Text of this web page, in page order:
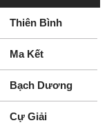
Thiên Bình
Ma Kết
Bạch Dương
Cự Giải